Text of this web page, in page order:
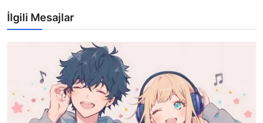
İlgili Mesajlar